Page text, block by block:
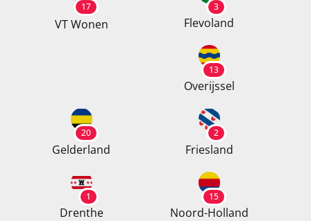
17
VT Wonen
3
Flevoland
13
Overijssel
20
Gelderland
2
Friesland
1
Drenthe
15
Noord-Holland